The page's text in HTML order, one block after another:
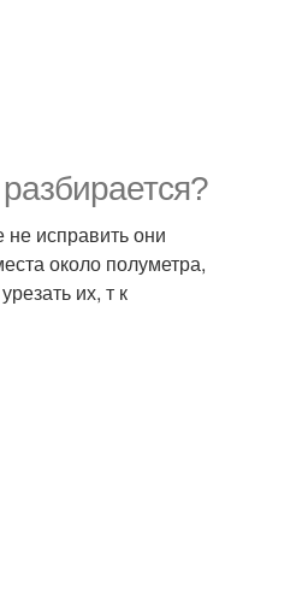
исправить они
около полуметра,
их, т к